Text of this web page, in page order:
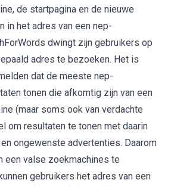
de startpagina en de nieuwe
in het adres van een nep-
dwingt zijn gebruikers op
adres te bezoeken. Het is
dat de meeste nep-
tonen die afkomtig zijn van een
(maar soms ook van verdachte
om resultaten te tonen met daarin
ongewenste advertenties. Daarom
een valse zoekmachines te
gebruikers het adres van een